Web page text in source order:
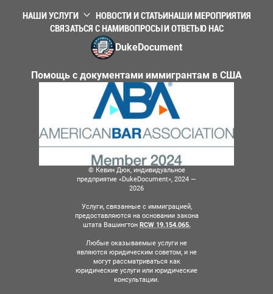
НАШИ УСЛУГИ НОВОСТИ И СТАТЬИНАШИ МЕРОПРИЯТИЯ
СВЯЗАТЬСЯ С НАМИВОПРОСЫ И ОТВЕТЫО НАС
DukeDocument
Помощь с документами иммигрантам в США
© Кевин Дюк, индивидуальное
предприятие «DukeDocument», 2024 —
2026
Услуги, связанные с иммиграцией,
предоставляются на основании закона
штата Вашингтон RCW 19.154.065.
Любые оказываемые услуги не
являются юридическим советом, и не
могут рассматриваться как
юридические услуги или юридические
консультации.